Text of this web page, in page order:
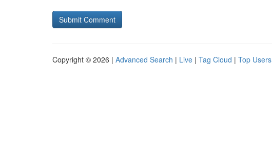
Copyright © 2026 | Advanced Search | Live | Tag Cloud | Top Users